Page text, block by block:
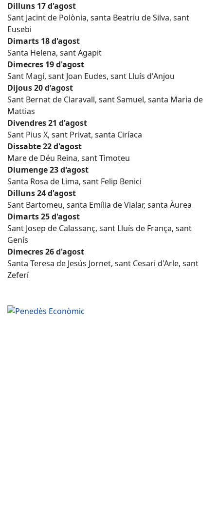
Dilluns 17 d'agost
Sant Jacint de Polònia, santa Beatriu de Silva, sant
Eusebi
Dimarts 18 d'agost
Santa Helena, sant Agapit
Dimecres 19 d'agost
Sant Magí, sant Joan Eudes, sant Lluís d'Anjou
Dijous 20 d'agost
Sant Bernat de Claravall, sant Samuel, santa Maria de
Mattias
Divendres 21 d'agost
Sant Pius X, sant Privat, santa Ciríaca
Dissabte 22 d'agost
Mare de Déu Reina, sant Timoteu
Diumenge 23 d'agost
Santa Rosa de Lima, sant Felip Benici
Dilluns 24 d'agost
Sant Bartomeu, santa Emília de Vialar, santa Àurea
Dimarts 25 d'agost
Sant Josep de Calassanç, sant Lluís de França, sant
Genís
Dimecres 26 d'agost
Santa Teresa de Jesús Jornet, sant Cesari d'Arle, sant
Zeferí